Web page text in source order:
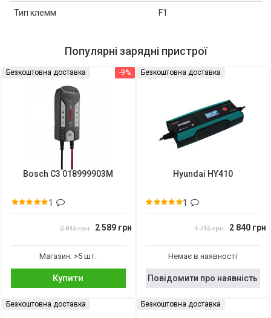
Тип клемм F1
Популярні зарядні пристрої
-9%
Безкоштовна доставка
Bosch C3 018999903M
1
2 845 грн 2 589 грн
Магазин: >5 шт.
Купити
Безкоштовна доставка
Hyundai HY410
1
1 715 грн 2 840 грн
Немає в наявності
Повідомити про наявність
Безкоштовна доставка Безкоштовна доставка